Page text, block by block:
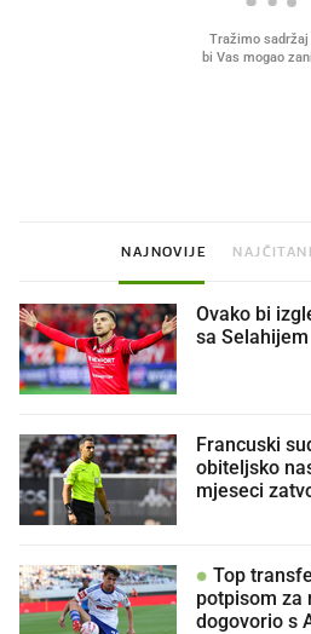
NAJNOVIJE
Ovako bi
sa Selahijem
Francuski
obiteljsko
mjeseci
Top
potpisom za
dogovorio s